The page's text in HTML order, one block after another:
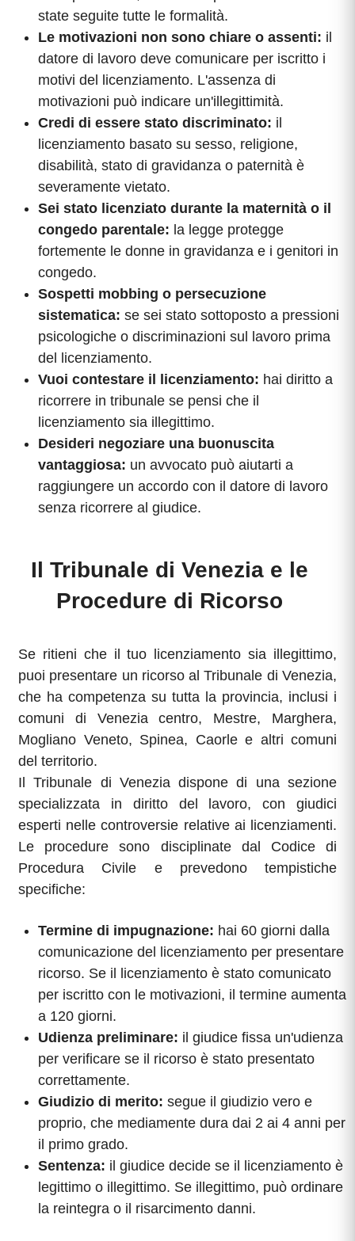
state seguite tutte le formalità.
Le motivazioni non sono chiare o assenti: il
datore di lavoro deve comunicare per iscritto i
motivi del licenziamento. L'assenza di
motivazioni può indicare un'illegittimità.
Credi di essere stato discriminato: il
licenziamento basato su sesso, religione,
disabilità, stato di gravidanza o paternità è
severamente vietato.
Sei stato licenziato durante la maternità o il
congedo parentale: la legge protegge
fortemente le donne in gravidanza e i genitori in
congedo.
Sospetti mobbing o persecuzione
sistematica: se sei stato sottoposto a pressioni
psicologiche o discriminazioni sul lavoro prima
del licenziamento.
Vuoi contestare il licenziamento: hai diritto a
ricorrere in tribunale se pensi che il
licenziamento sia illegittimo.
Desideri negoziare una buonuscita
vantaggiosa: un avvocato può aiutarti a
raggiungere un accordo con il datore di lavoro
senza ricorrere al giudice.
Il Tribunale di Venezia e le
Procedure di Ricorso
Se ritieni che il tuo licenziamento sia illegittimo,
puoi presentare un ricorso al Tribunale di Venezia,
che ha competenza su tutta la provincia, inclusi i
comuni di Venezia centro, Mestre, Marghera,
Mogliano Veneto, Spinea, Caorle e altri comuni
del territorio.
Il Tribunale di Venezia dispone di una sezione
specializzata in diritto del lavoro, con giudici
esperti nelle controversie relative ai licenziamenti.
Le procedure sono disciplinate dal Codice di
Procedura Civile e prevedono tempistiche
specifiche:
Termine di impugnazione: hai 60 giorni dalla
comunicazione del licenziamento per presentare
ricorso. Se il licenziamento è stato comunicato
per iscritto con le motivazioni, il termine aumenta
a 120 giorni.
Udienza preliminare: il giudice fissa un'udienza
per verificare se il ricorso è stato presentato
correttamente.
Giudizio di merito: segue il giudizio vero e
proprio, che mediamente dura dai 2 ai 4 anni per
il primo grado.
Sentenza: il giudice decide se il licenziamento è
legittimo o illegittimo. Se illegittimo, può ordinare
la reintegra o il risarcimento danni.